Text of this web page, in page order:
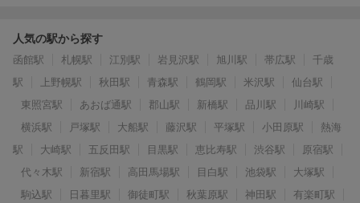
人気の駅から探す
函館駅 札幌駅 江別駅 岩見沢駅 旭川駅 帯広駅
千歳
駅
上野幌駅 秋田駅 青森駅 鶴岡駅 米沢駅
仙台駅
東照宮駅
あおば通駅 郡山駅 新橋駅 品川駅
川崎駅
横浜駅
戸塚駅 大船駅 藤沢駅 平塚駅 小田原駅
熱海
駅
大崎駅 五反田駅 目黒駅 恵比寿駅 渋谷駅
原宿駅
代々木駅
新宿駅 高田馬場駅 目白駅 池袋駅
大塚駅
駒込駅
日暮里駅 御徒町駅 秋葉原駅 神田駅
有楽町駅